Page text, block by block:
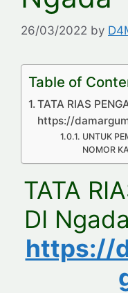
26/03/2022 by
Table of
TATA RIAS
https://
UNTUK
NOMOR
TATA
DI Ngada
https://